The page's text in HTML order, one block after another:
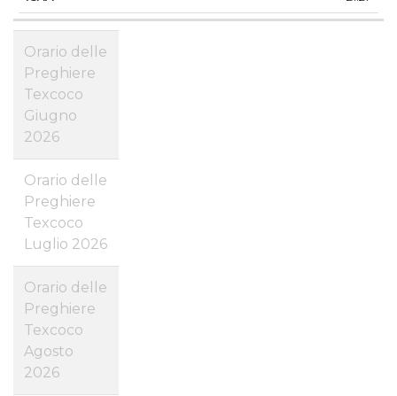
Orario delle
Preghiere
Texcoco
Giugno
2026
Orario delle
Preghiere
Texcoco
Luglio 2026
Orario delle
Preghiere
Texcoco
Agosto
2026